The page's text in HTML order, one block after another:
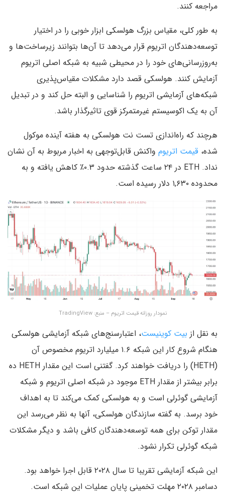
مراجعه کنند.
به طور کلی، مقیاس بزرگ هولسکی ابزار خوبی را در اختیار
توسعه‌دهندگان اتریوم قرار می‌دهد تا آن‌ها بتوانند زیرساخت‌ها و
به‌روزرسانی‌های خود را در محیطی شبیه به شبکه اصلی اتریوم
آزمایش کنند. هولسکی قصد دارد مشکلات مقیاس‌پذیری
شبکه‌های آزمایشی اتریوم را شناسایی و البته حل کند و در تبدیل
آن به یک اکوسیستم غیرمتمرکز قوی تاثیرگذار باشد.
هرچند که راه‌اندازی تست نت هولسکی به هفته آینده موکول
شده، قیمت اتریوم واکنش قابل‌توجهی به اخبار مربوط به آن نشان
نداد. ETH در ۲۴ ساعت گذشته حدود ۰.۳٪ کاهش یافته و به
محدوده ۱,۶۳۰ دلار رسیده است.
نمودار روزانه قیمت اتریوم – منبع: TradingView
به نقل از بیت‌ کوینیست، اعتبارسنج‌های شبکه آزمایشی هولسکی
هنگام شروع کار این شبکه ۱.۶ میلیارد اتریوم مخصوص آن
(HETH) را دریافت خواهند کرد. گفتنی است این مقدار HETH ده
برابر بیشتر از مقدار ETH موجود در شبکه اصلی اتریوم و شبکه
آزمایشی گوئرلی است و به هولسکی کمک می‌کند تا به اهداف
خود برسد. به گفته سازندگان هولسکی، آنها به نظر می‌رسد این
مقدار توکن برای همه توسعه‌دهندگان کافی باشد و دیگر مشکلات
شبکه گوئرلی تکرار نشود.
این شبکه آزمایشی تقریبا تا سال ۲۰۲۸ قابل اجرا خواهد بود.
دسامبر ۲۰۲۸ مهلت تخمینی پایان عملیات این شبکه است.